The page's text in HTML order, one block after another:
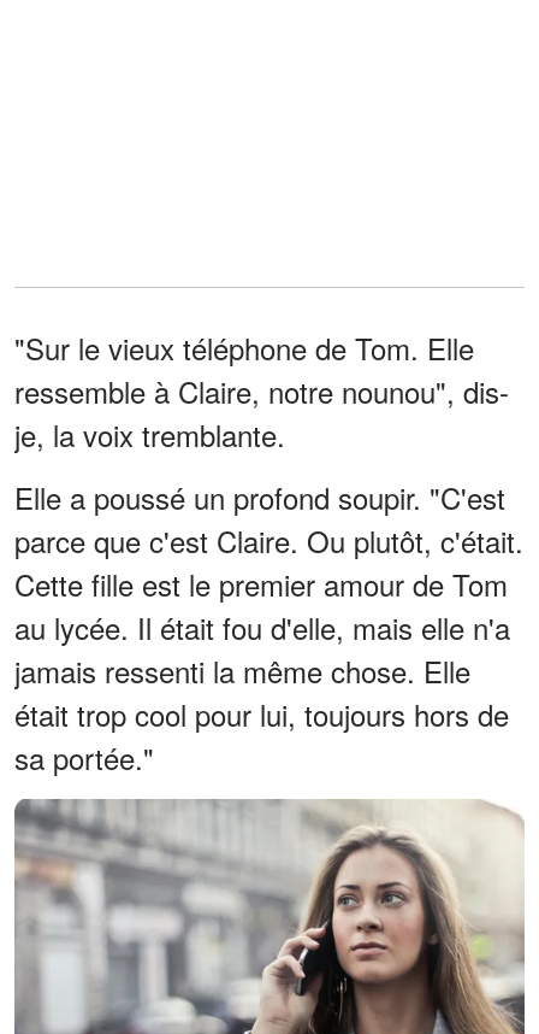
"Sur le vieux téléphone de Tom. Elle
ressemble à Claire, notre nounou", dis-
je, la voix tremblante.
Elle a poussé un profond soupir. "C'est
parce que c'est Claire. Ou plutôt, c'était.
Cette fille est le premier amour de Tom
au lycée. Il était fou d'elle, mais elle n'a
jamais ressenti la même chose. Elle
était trop cool pour lui, toujours hors de
sa portée."